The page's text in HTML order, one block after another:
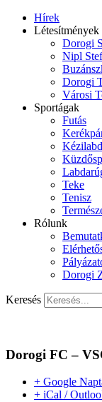
Hírek
Létesítmények
Dorogi
Nipl
Dorogi
Városi
Sportágak
Futás
Teke
Tenisz
Rólunk
Dorogi
Keresés
Dorogi FC –
+ Google
+ iCal /